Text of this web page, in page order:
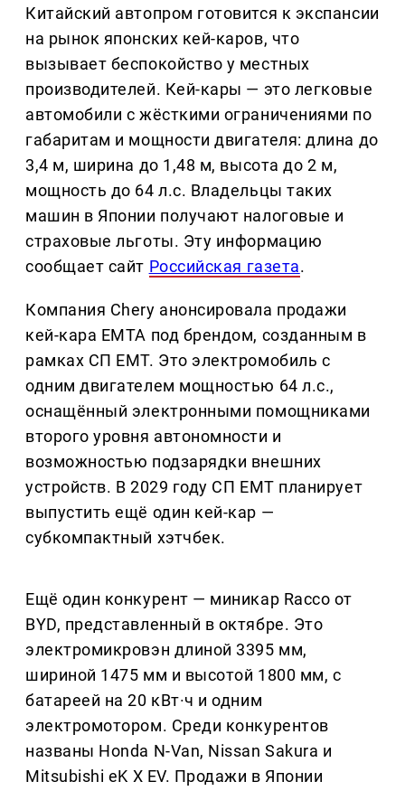
Китайский автопром готовится к экспансии
на рынок японских кей-каров, что
вызывает беспокойство у местных
производителей. Кей-кары — это легковые
автомобили с жёсткими ограничениями по
габаритам и мощности двигателя: длина до
3,4 м, ширина до 1,48 м, высота до 2 м,
мощность до 64 л.с. Владельцы таких
машин в Японии получают налоговые и
страховые льготы. Эту информацию
сообщает сайт Российская газета.
Компания Chery анонсировала продажи
кей-кара EMTA под брендом, созданным в
рамках СП EMT. Это электромобиль с
одним двигателем мощностью 64 л.с.,
оснащённый электронными помощниками
второго уровня автономности и
возможностью подзарядки внешних
устройств. В 2029 году СП EMT планирует
выпустить ещё один кей-кар —
субкомпактный хэтчбек.
Ещё один конкурент — миникар Racco от
BYD, представленный в октябре. Это
электромикровэн длиной 3395 мм,
шириной 1475 мм и высотой 1800 мм, с
батареей на 20 кВт·ч и одним
электромотором. Среди конкурентов
названы Honda N-Van, Nissan Sakura и
Mitsubishi eK X EV. Продажи в Японии